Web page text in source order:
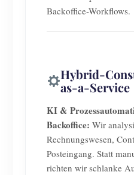
Backoffice-Workflows.
Hybrid-
as-a-Service
KI &
Backoffice: Wir
Rechnungswesen,
Posteingang. Statt
richten wir schlanke